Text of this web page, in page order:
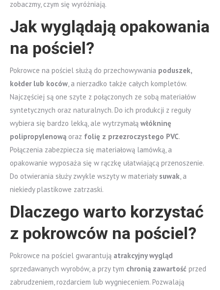
zobaczmy, czym się wyróżniają.
Jak wyglądają opakowania
na pościel?
Pokrowce na pościel służą do przechowywania poduszek,
kołder lub koców, a nierzadko także całych kompletów.
Najczęściej są one szyte z połączonych ze sobą materiałów
syntetycznych oraz naturalnych. Do ich produkcji z reguły
wybiera się bardzo lekką, ale wytrzymałą włókninę
polipropylenową oraz folię z przezroczystego PVC.
Połączenia zabezpiecza się materiałową lamówką, a
opakowanie wyposaża się w rączkę ułatwiającą przenoszenie.
Do otwierania służy zwykle wszyty w materiały suwak, a
niekiedy plastikowe zatrzaski.
Dlaczego warto korzystać
z pokrowców na pościel?
Pokrowce na pościel gwarantują atrakcyjny wygląd
sprzedawanych wyrobów, a przy tym chronią zawartość przed
zabrudzeniem, rozdarciem lub wygnieceniem. Pozwalają